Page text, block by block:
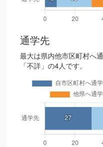
通学先
最大は県内他市区町村へ
「不詳」の4人です。